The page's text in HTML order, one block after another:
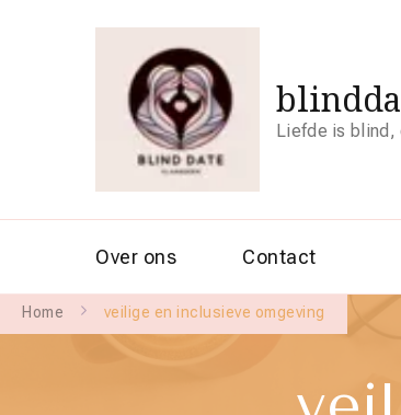
Liefde is blind,
Over ons Contact
Home veilige en inclusieve omgeving